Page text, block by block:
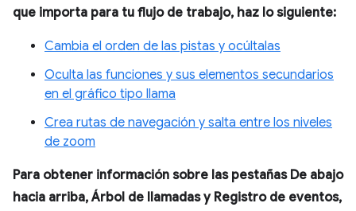
que importa para tu flujo de trabajo, haz lo siguiente:
Cambia el orden de las pistas y ocúltalas
Oculta las funciones y sus elementos secundarios
en el gráfico tipo llama
Crea rutas de navegación y salta entre los niveles
de zoom
Para obtener información sobre las pestañas De abajo
hacia arriba, Árbol de llamadas y Registro de eventos,